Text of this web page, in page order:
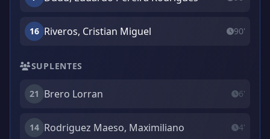
16 Riveros, Cristian Miguel 90'
SUPLENTES
21 Brero Lorran 6'
14 Rodriguez Maeso, Maximiliano 4'